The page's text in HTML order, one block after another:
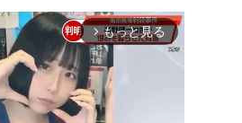
arrow_forward_ios もっと見る